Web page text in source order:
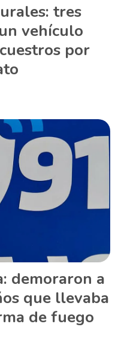
tres
vehículo
por
demoraron a
que llevaba
de fuego